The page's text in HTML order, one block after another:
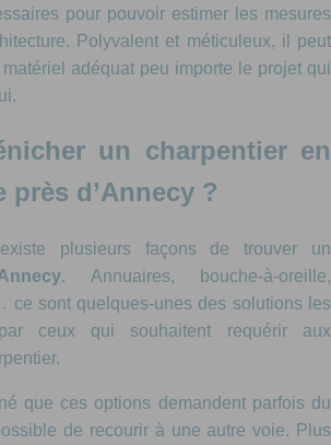
pour pouvoir estimer les mesures
Polyvalent et méticuleux, il peut
adéquat peu importe le projet qui
un charpentier en
près d’Annecy ?
plusieurs façons de trouver un
. Annuaires, bouche-à-oreille,
ce sont quelques-unes des solutions les
ceux qui souhaitent requérir aux
que ces options demandent parfois du
de recourir à une autre voie. Plus